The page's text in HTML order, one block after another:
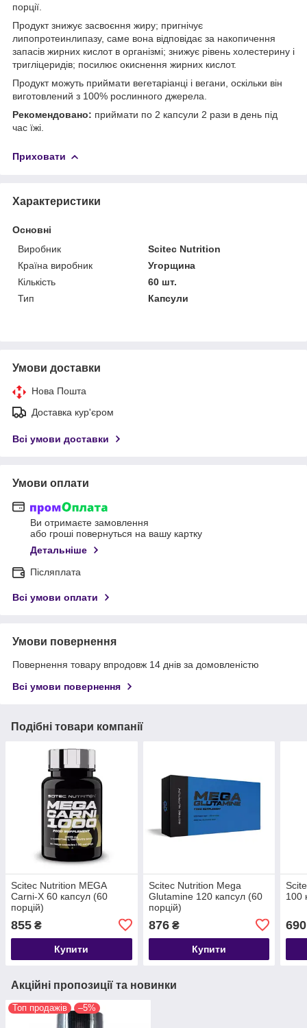
порції.
Продукт знижує засвоєння жиру; пригнічує
липопротеинлипазу, саме вона відповідає за накопичення
запасів жирних кислот в організмі; знижує рівень холестерину і
тригліцеридів; посилює окиснення жирних кислот.
Продукт можуть приймати вегетаріанці і вегани, оскільки він
виготовлений з 100% рослинного джерела.
Рекомендовано: приймати по 2 капсули 2 рази в день під
час їжі.
Приховати
Характеристики
Основні
Виробник
Scitec Nutrition
Країна виробник
Угорщина
Кількість
60 шт.
Тип
Капсули
Умови доставки
Нова Пошта
Доставка кур'єром
Всі умови доставки
Умови оплати
Ви отримаєте замовлення
або гроші повернуться на вашу картку
Детальніше
Післяплата
Всі умови оплати
Умови повернення
Повернення товару впродовж 14 днів за домовленістю
Всі умови повернення
Подібні товари компанії
Scitec Nutrition MEGA
Carni-X 60 капсул (60
порцій)
855 ₴
Купити
Scitec Nutrition Mega
Glutamine 120 капсул (60
порцій)
876₴
Купити
100
690
Акційні пропозиції та новинки
Топ продажів –5%